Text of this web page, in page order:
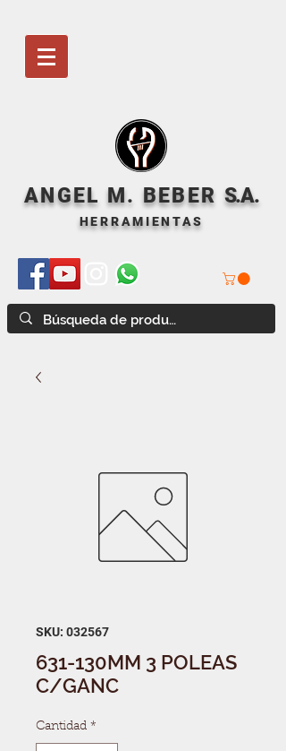
ANGEL M. BEBER S.A.
HERRAMIENTAS
SKU: 032567
631-130MM 3 POLEAS
C/GANC
Cantidad *